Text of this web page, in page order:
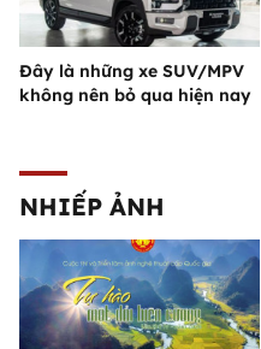
Đây là những xe SUV/MPV
không nên bỏ qua hiện nay
NHIẾP ẢNH